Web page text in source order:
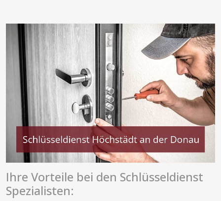
Ihre Vorteile bei den Schlüsseldienst
Spezialisten: